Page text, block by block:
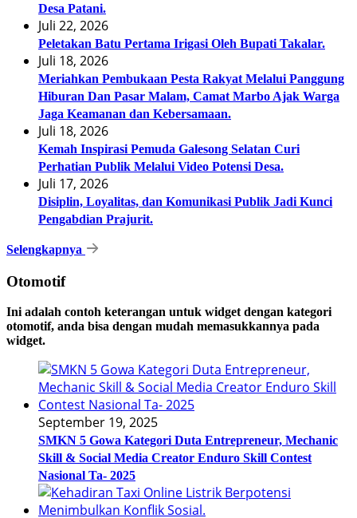
Desa Patani.
Juli 22, 2026
Peletakan Batu Pertama Irigasi Oleh Bupati Takalar.
Juli 18, 2026
Meriahkan Pembukaan Pesta Rakyat Melalui Panggung
Hiburan Dan Pasar Malam, Camat Marbo Ajak Warga
Jaga Keamanan dan Kebersamaan.
Juli 18, 2026
Kemah Inspirasi Pemuda Galesong Selatan Curi
Perhatian Publik Melalui Video Potensi Desa.
Juli 17, 2026
Disiplin, Loyalitas, dan Komunikasi Publik Jadi Kunci
Pengabdian Prajurit.
Selengkapnya
Otomotif
Ini adalah contoh keterangan untuk widget dengan kategori
otomotif, anda bisa dengan mudah memasukkannya pada
widget.
September 19, 2025
SMKN 5 Gowa Kategori Duta Entrepreneur, Mechanic
Skill & Social Media Creator Enduro Skill Contest
Nasional Ta- 2025